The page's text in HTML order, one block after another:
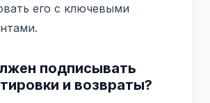
его с ключевыми
подписывать
и возвраты?